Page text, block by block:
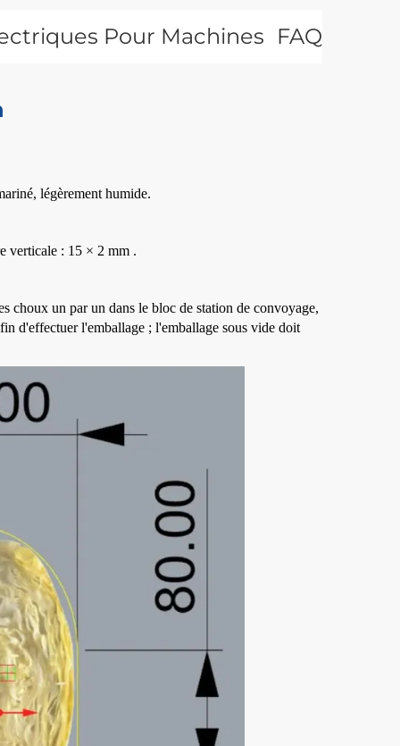
Pour Machines FAQ
légèrement humide.
verticale : 15 × 2 mm .
choux un par un dans le bloc de station de convoyage,
d'effectuer l'emballage ; l'emballage sous vide doit